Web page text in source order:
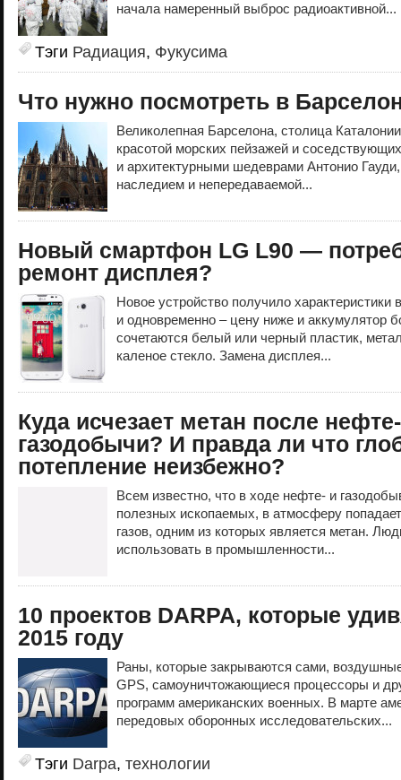
начала намеренный выброс радиоактивной...
Тэги Радиация, Фукусима
Что нужно посмотреть в
Великолепная Барселона, столица
красотой морских пейзажей и
и архитектурными шедеврами Антонио
наследием и непередаваемой...
Новый смартфон LG L90 —
ремонт дисплея?
Новое устройство получило характеристики
и одновременно – цену ниже и аккумулятор
сочетаются белый или черный пластик,
каленое стекло. Замена дисплея...
Куда исчезает метан после
газодобычи? И правда ли что
потепление неизбежно?
Всем известно, что в ходе нефте- и
полезных ископаемых, в атмосферу
газов, одним из которых является метан.
использовать в промышленности...
10 проектов DARPA, которые
2015 году
Раны, которые закрываются сами,
GPS, самоуничтожающиеся процессоры и
программ американских военных. В марте
передовых оборонных исследовательских...
Тэги Darpa, технологии